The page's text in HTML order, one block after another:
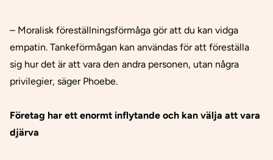
– Moralisk föreställningsförmåga gör att du kan vidga
empatin. Tankeförmågan kan användas för att föreställa
sig hur det är att vara den andra personen, utan några
privilegier, säger Phoebe.
Företag har ett enormt inflytande och kan välja att vara
djärva